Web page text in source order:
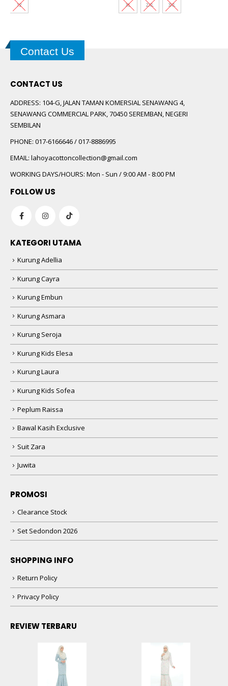
Contact Us
CONTACT US
ADDRESS: 104-G, JALAN TAMAN KOMERSIAL SENAWANG 4,
SENAWANG COMMERCIAL PARK, 70450 SEREMBAN, NEGERI
SEMBILAN
PHONE: 017-6166646 / 017-8886995
EMAIL: lahoyacottoncollection@gmail.com
WORKING DAYS/HOURS: Mon - Sun / 9:00 AM - 8:00 PM
FOLLOW US
KATEGORI UTAMA
Kurung Adellia
Kurung Cayra
Kurung Embun
Kurung Asmara
Kurung Seroja
Kurung Kids Elesa
Kurung Laura
Kurung Kids Sofea
Peplum Raissa
Bawal Kasih Exclusive
Suit Zara
Juwita
PROMOSI
Clearance Stock
Set Sedondon 2026
SHOPPING INFO
Return Policy
Privacy Policy
REVIEW TERBARU